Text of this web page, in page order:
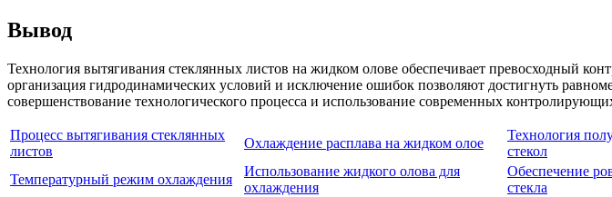
Вывод
Технология вытягивания стеклянных листов на жидком олове обеспечивает превосходный
организация гидродинамических условий и исключение ошибок позволяют достигнуть
совершенствование технологического процесса и использование современных
Процесс вытягивания стеклянных
листов
Охлаждение расплава на жидком олое
Технология
стекол
Температурный режим охлаждения
Использование жидкого олова для
охлаждения
Обеспечение
стекла